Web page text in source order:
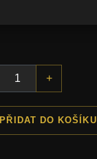
+
PŘIDAT DO KOŠÍKU